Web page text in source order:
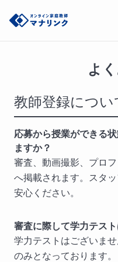
よ
教師登録につい
応募から授業ができる
ますか？
審査、動画撮影、プロ
へ掲載されます。スタ
安心ください。
審査に際して学力テス
学力テストはございま
のみとなっております。